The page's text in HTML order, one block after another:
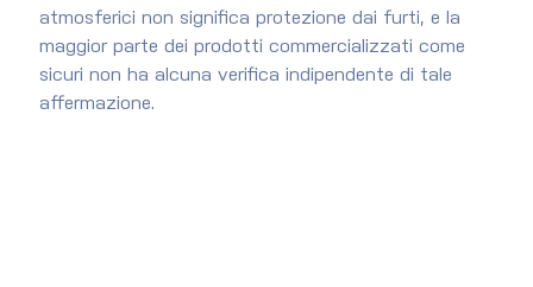
atmosferici non significa protezione dai furti, e la
maggior parte dei prodotti commercializzati come
sicuri non ha alcuna verifica indipendente di tale
affermazione.